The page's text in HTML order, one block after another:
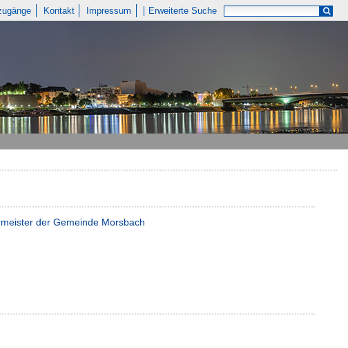
Kontakt Impressum Erweiterte Suche
der Gemeinde Morsbach